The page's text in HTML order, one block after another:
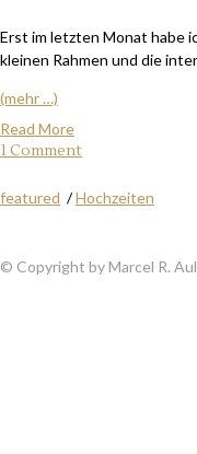
Erst im letzten Monat habe
kleinen Rahmen und die
(mehr …)
Read More
1 Comment
featured /Hochzeiten
© Copyright by Marcel R.